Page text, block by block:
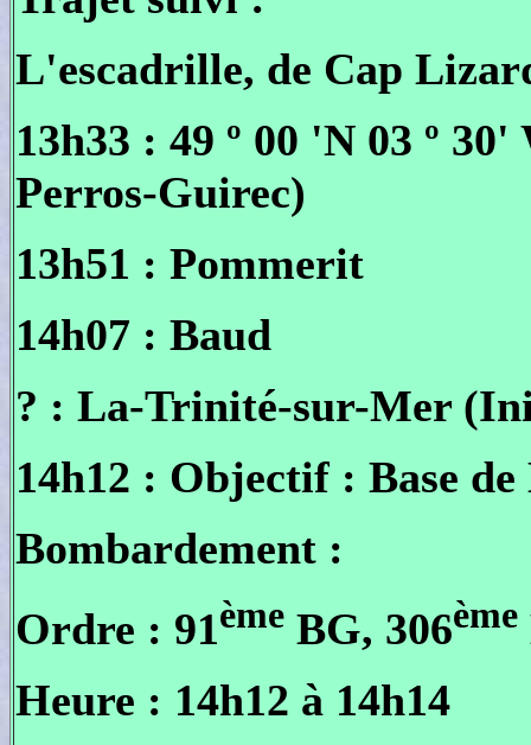
L'escadrille, de Cap
13h33 : 49 º 00 'N 03 º
Perros-Guirec)
13h51 : Pommerit
14h07 : Baud
? : La-Trinité-sur-Mer
14h12 : Objectif : Base
Bombardement :
Ordre : 91ème BG, 306ème
Heure : 14h12 à 14h14